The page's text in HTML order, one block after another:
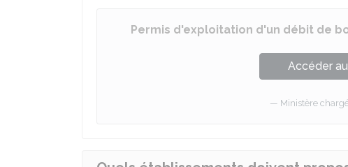
Permis d'exploitation d'un débit de
Accéder
Ministère